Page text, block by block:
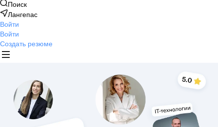
Поиск
Лангепас
Войти
Войти
Создать резюме